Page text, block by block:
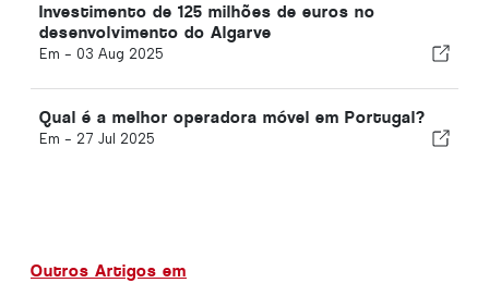
Investimento de 125 milhões de euros no
desenvolvimento do Algarve
Em - 03 Aug 2025
Qual é a melhor operadora móvel em Portugal?
Em - 27 Jul 2025
Outros Artigos em